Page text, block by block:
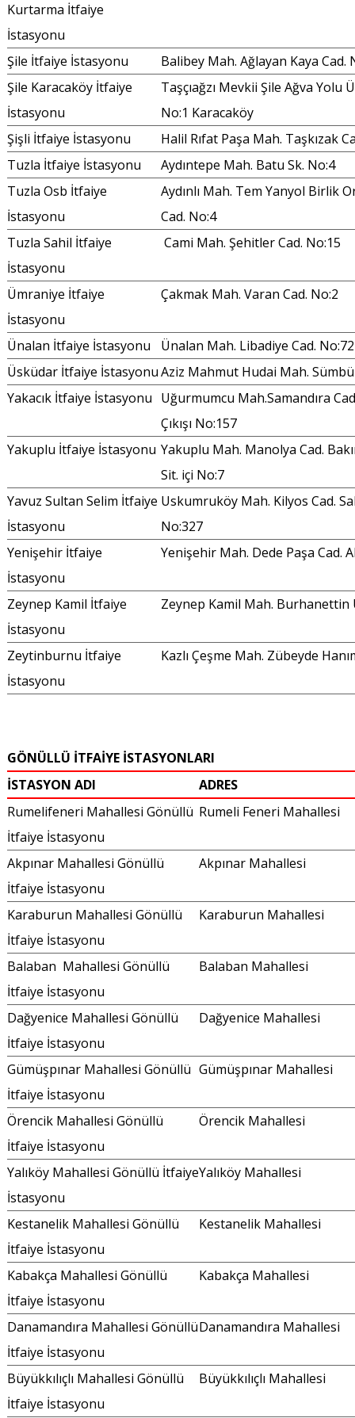
Kurtarma İtfaiye
İstasyonu
Şile İtfaiye İstasyonu
Balibey Mah. Ağlayan Kaya Cad.
Şile Karacaköy İtfaiye
İstasyonu
Taşçıağzı Mevkii Şile Ağva Yolu
No:1 Karacaköy
Şişli İtfaiye İstasyonu
Halil Rıfat Paşa Mah. Taşkızak
Tuzla İtfaiye İstasyonu
Aydıntepe Mah. Batu Sk. No:4
Tuzla Osb İtfaiye
İstasyonu
Aydınlı Mah. Tem Yanyol Birlik
Cad. No:4
Tuzla Sahil İtfaiye
İstasyonu
Cami Mah. Şehitler Cad. No:15
Ümraniye İtfaiye
İstasyonu
Çakmak Mah. Varan Cad. No:2
Ünalan İtfaiye İstasyonu
Ünalan Mah. Libadiye Cad. No:72
Üsküdar İtfaiye İstasyonuAziz Mahmut Hudai Mah.
Yakacık İtfaiye İstasyonu Uğurmumcu Mah.Samandıra
Çıkışı No:157
Yakuplu İtfaiye İstasyonu Yakuplu Mah. Manolya Cad.
Sit. içi No:7
Yavuz Sultan Selim İtfaiye
İstasyonu
Uskumruköy Mah. Kilyos Cad.
No:327
Yenişehir İtfaiye
İstasyonu
Yenişehir Mah. Dede Paşa Cad.
Zeynep Kamil İtfaiye
İstasyonu
Zeynep Kamil Mah. Burhanettin
Zeytinburnu İtfaiye
İstasyonu
Kazlı Çeşme Mah. Zübeyde
GÖNÜLLÜ İTFAİYE İSTASYONLARI
İSTASYON ADI
ADRES
Rumelifeneri Mahallesi Gönüllü
İtfaiye İstasyonu
Rumeli Feneri Mahallesi
Akpınar Mahallesi Gönüllü
İtfaiye İstasyonu
Akpınar Mahallesi
Karaburun Mahallesi Gönüllü
İtfaiye İstasyonu
Karaburun Mahallesi
Balaban Mahallesi Gönüllü
İtfaiye İstasyonu
Balaban Mahallesi
Dağyenice Mahallesi Gönüllü
İtfaiye İstasyonu
Dağyenice Mahallesi
Gümüşpınar Mahallesi Gönüllü
İtfaiye İstasyonu
Gümüşpınar Mahallesi
Örencik Mahallesi Gönüllü
İtfaiye İstasyonu
Örencik Mahallesi
Yalıköy Mahallesi Gönüllü İtfaiye
İstasyonu
Yalıköy Mahallesi
Kestanelik Mahallesi Gönüllü
İtfaiye İstasyonu
Kestanelik Mahallesi
Kabakça Mahallesi Gönüllü
İtfaiye İstasyonu
Kabakça Mahallesi
Danamandıra Mahallesi Gönüllü
İtfaiye İstasyonu
Danamandıra Mahallesi
Büyükkılıçlı Mahallesi Gönüllü
İtfaiye İstasyonu
Büyükkılıçlı Mahallesi